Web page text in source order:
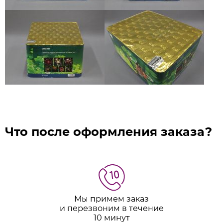
Что после оформления заказа?
Мы примем заказ
и перезвоним в течение
10 минут